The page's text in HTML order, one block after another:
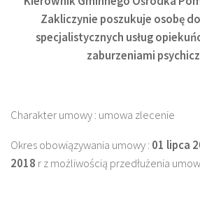
Zakliczynie poszukuje osobę
specjalistycznych usług
zaburzeniami
Charakter umowy : umowa zlecenie
Okres obowiązywania umowy : 01 lipca
2018 r z możliwością przedłużenia